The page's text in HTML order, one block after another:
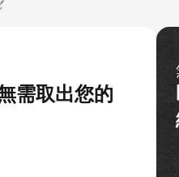
需取出您的